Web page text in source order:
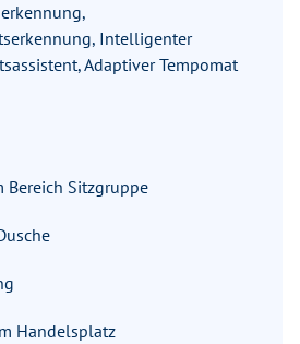
Intelligenter
Adaptiver Tempomat
Bereich Sitzgruppe
Handelsplatz